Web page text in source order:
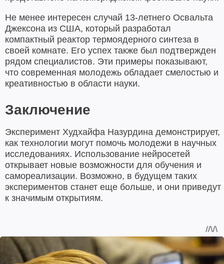
Не менее интересен случай 13-летнего Освальта
Джексона из США, который разработал
компактный реактор термоядерного синтеза в
своей комнате. Его успех также был подтвержден
рядом специалистов. Эти примеры показывают,
что современная молодежь обладает смелостью и
креативностью в области науки.
Заключение
Эксперимент Худхайфа Назурдина демонстрирует,
как технологии могут помочь молодежи в научных
исследованиях. Использование нейросетей
открывает новые возможности для обучения и
самореализации. Возможно, в будущем таких
экспериментов станет еще больше, и они приведут
к значимым открытиям.